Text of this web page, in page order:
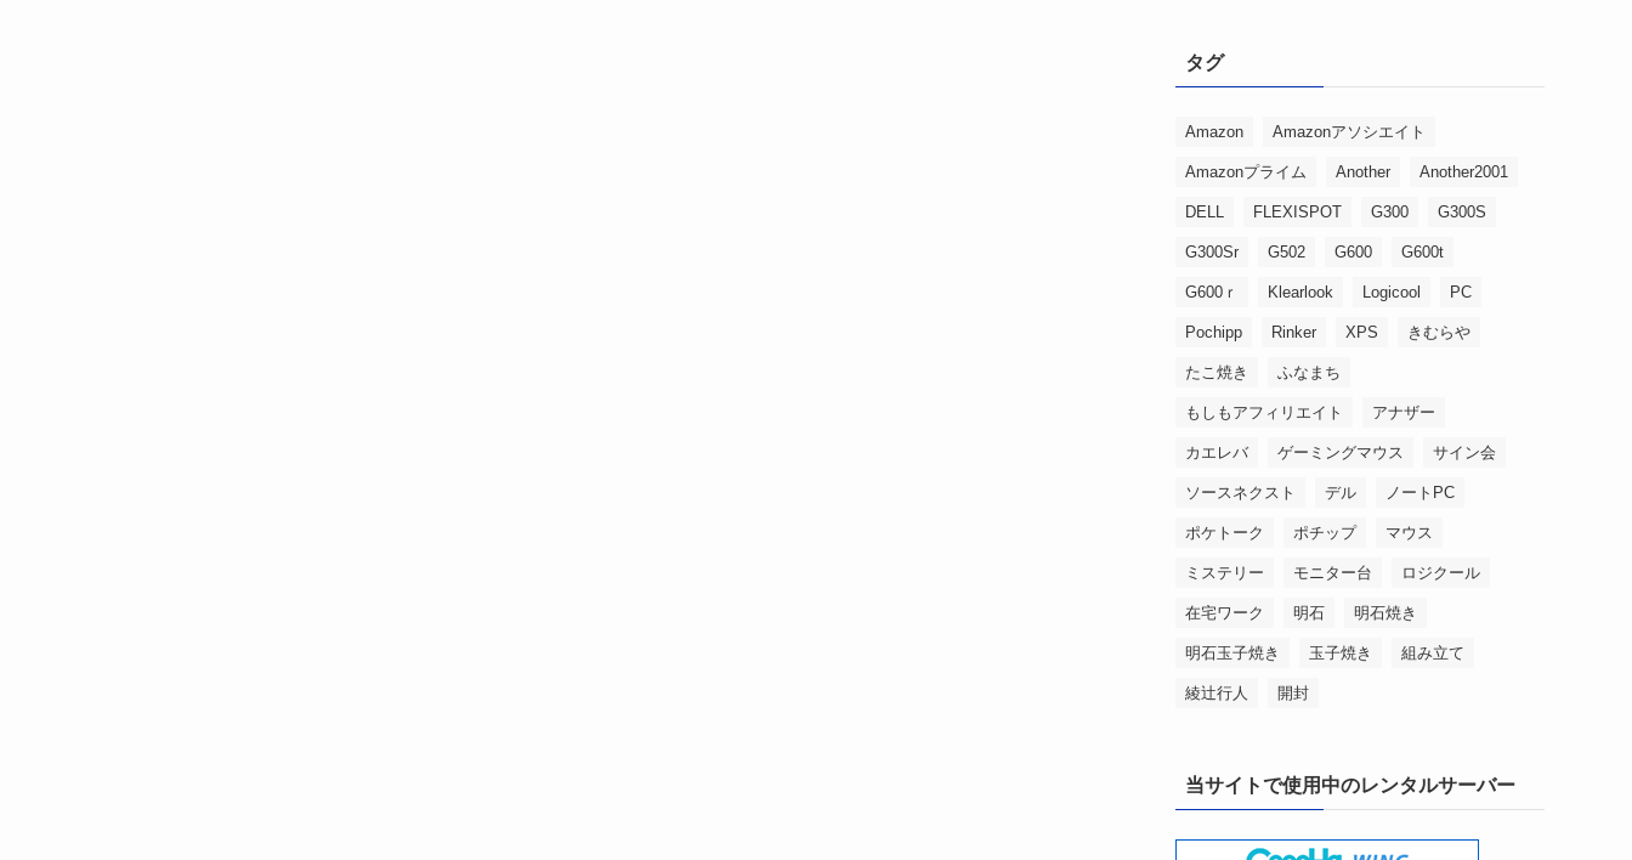
タグ
Amazon Amazonアソシエイト
Amazonプライム Another Another2001
DELL FLEXISPOT G300 G300S
G300Sr G502 G600 G600t
G600ｒ Klearlook Logicool PC
Pochipp Rinker XPS きむらや
たこ焼き ふなまち
もしもアフィリエイト アナザー
カエレバ ゲーミングマウス サイン会
ソースネクスト デル ノートPC
ポケトーク ポチップ マウス
ミステリー モニター台 ロジクール
在宅ワーク 明石 明石焼き
明石玉子焼き 玉子焼き 組み立て
綾辻行人 開封
当サイトで使用中のレンタルサーバー